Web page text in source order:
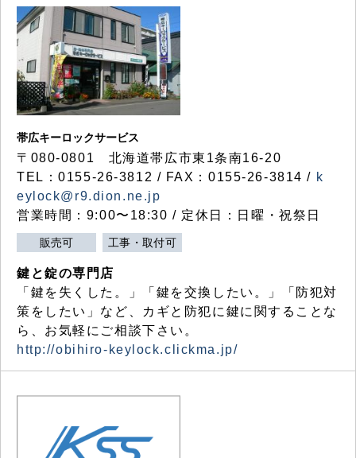
帯広キーロックサービス
〒080-0801 北海道帯広市東1条南16-20
TEL：0155-26-3812 / FAX：0155-26-3814 / k
eylock@r9.dion.ne.jp
営業時間：9:00〜18:30 / 定休日：日曜・祝祭日
販売可 工事・取付可
鍵と錠の専門店
「鍵を失くした。」「鍵を交換したい。」「防犯対
策をしたい」など、カギと防犯に鍵に関することな
ら、お気軽にご相談下さい。
http://obihiro-keylock.clickma.jp/